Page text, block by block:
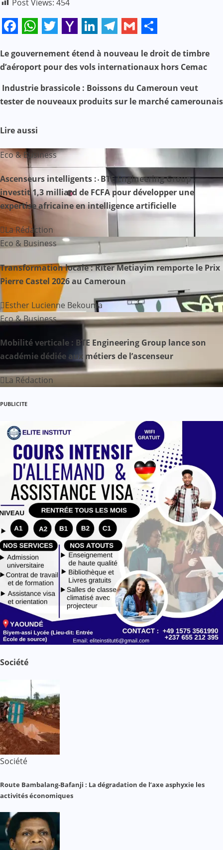
Post Views: 454
Mail
N
v
a
t
i
o
n
d
e
l
’
a
r
t
c
Le gouvernement étend à nouveau le droit de timbre
d’aéroport pour des vols internationaux hors Cemac
Industrie brassicole : Boissons du Cameroun veut
tester de nouveaux produits sur le marché camerounais
Lire aussi
Eco & Business
Ascenseurs intelligents : BTE Engineering Group
investit 1,3 milliard de FCFA pour développer une
expertise africaine en intelligence artificielle
La Rédaction
Eco & Business
Transformation locale : Riter Metiayim remporte le Prix
Pierre Castel 2026 au Cameroun
Esther Lucienne Bekouma
Eco & Business
Mobilité verticale : BTE Engineering Group lance son
académie dédiée aux métiers de l’ascenseur
La Rédaction
PUBLICITE
Société
Société
Route Bambalang-Bafanji : La dégradation de l’axe asphyxie les
activités économiques